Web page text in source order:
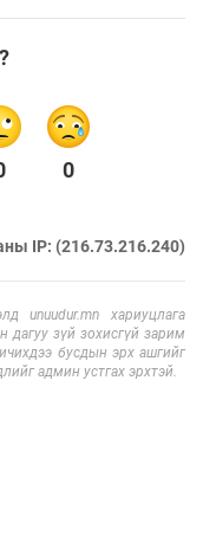
0
IP: (216.73.216.240)
unuudur.mn хариуцлага
зүй зохисгүй зарим
бусдын эрх ашгийг
админ устгах эрхтэй.